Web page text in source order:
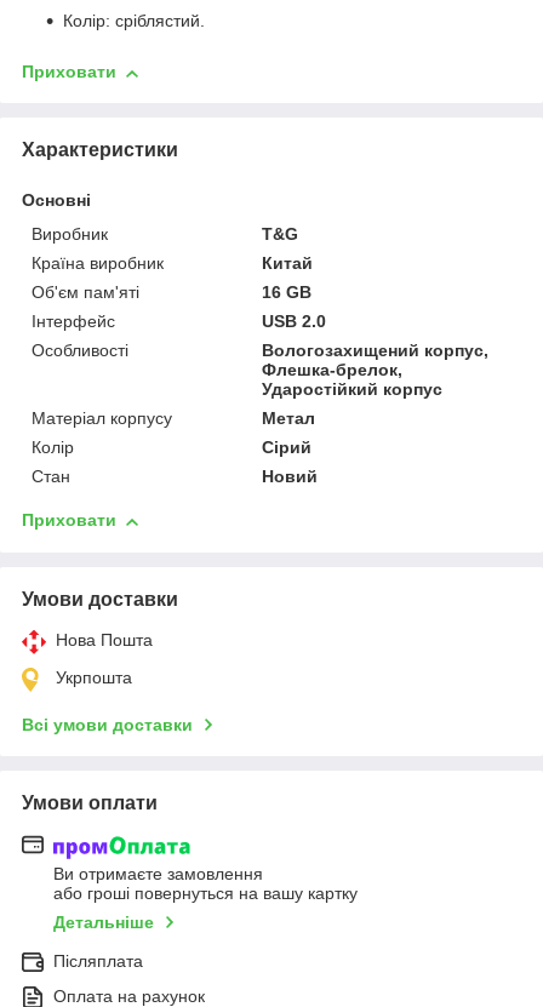
Колір: сріблястий.
Приховати
Характеристики
Основні
Виробник
T&G
Країна виробник
Китай
Об'єм пам'яті
16 GB
Інтерфейс
USB 2.0
Особливості
Вологозахищений корпус,
Флешка-брелок,
Ударостійкий корпус
Матеріал корпусу
Метал
Колір
Сірий
Стан
Новий
Приховати
Умови доставки
Нова Пошта
Укрпошта
Всі умови доставки
Умови оплати
Ви отримаєте замовлення
або гроші повернуться на вашу картку
Детальніше
Післяплата
Оплата на рахунок